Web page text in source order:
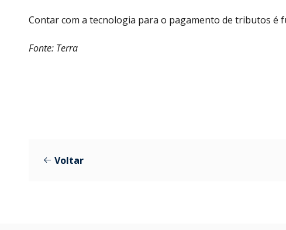
Contar com a tecnologia para o pagamento de tributos é
Fonte: Terra
Voltar